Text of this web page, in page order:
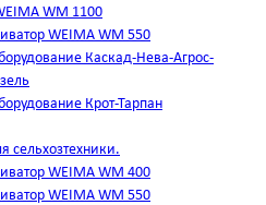
WM 1100
WEIMA WM 550
Каскад-Нева-Агрос-
Крот-Тарпан
сельхозтехники.
WEIMA WM 400
WEIMA WM 550